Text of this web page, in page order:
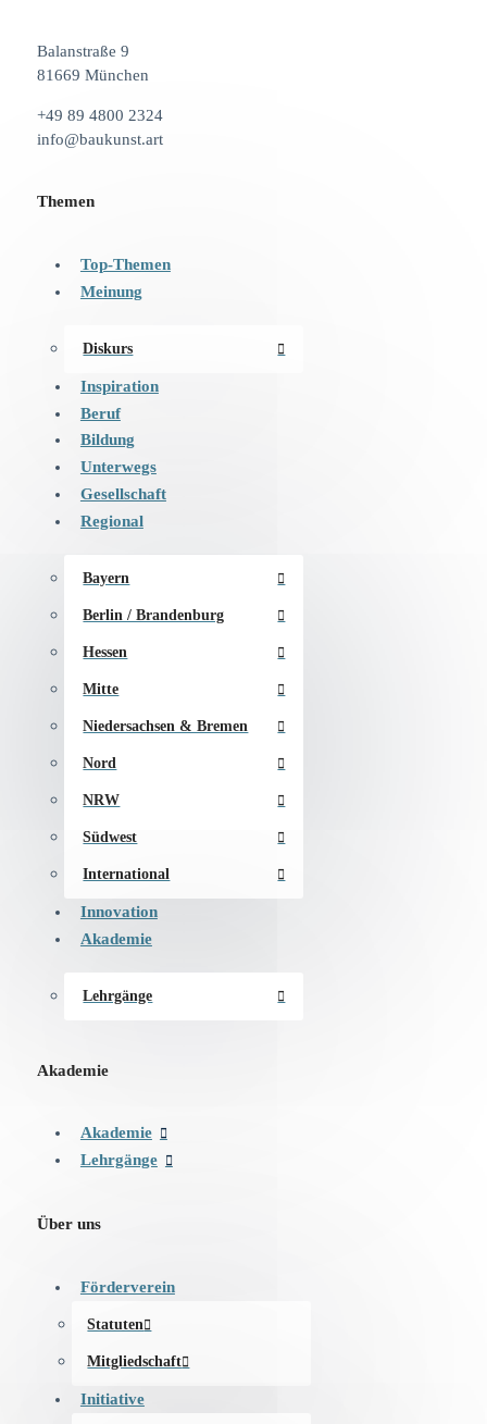
Balanstraße 9
81669 München
+49 89 4800 2324
info@baukunst.art
Themen
Top-Themen
Meinung
Diskurs
Inspiration
Beruf
Bildung
Unterwegs
Gesellschaft
Regional
Bayern
Berlin / Brandenburg
Hessen
Mitte
Niedersachsen & Bremen
Nord
NRW
Südwest
International
Innovation
Akademie
Lehrgänge
Akademie
Akademie
Lehrgänge
Über uns
Förderverein
Statuten
Mitgliedschaft
Initiative